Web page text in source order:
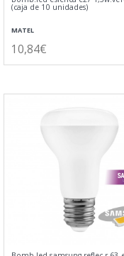
(caja de 10 unidades)
MATEL
10,84€